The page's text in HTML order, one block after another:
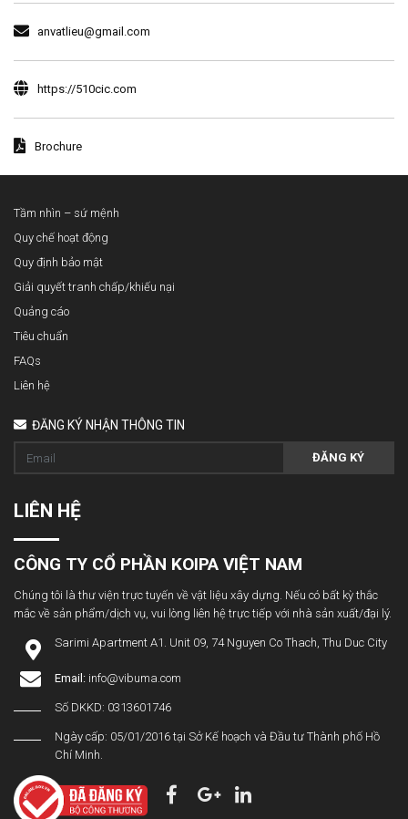
anvatlieu@gmail.com
https://510cic.com
Brochure
Tầm nhìn – sứ mệnh
Quy chế hoạt động
Quy định bảo mật
Giải quyết tranh chấp/khiếu nại
Quảng cáo
Tiêu chuẩn
FAQs
Liên hệ
ĐĂNG KÝ NHẬN THÔNG TIN
ĐĂNG KÝ
LIÊN HỆ
CÔNG TY CỔ PHẦN KOIPA VIỆT NAM
Chúng tôi là thư viện trực tuyến về vật liệu xây dựng. Nếu có bất kỳ thắc
mắc về sản phẩm/dịch vụ, vui lòng liên hệ trực tiếp với nhà sản xuất/đại lý.
Sarimi Apartment A1. Unit 09, 74 Nguyen Co Thach, Thu Duc City
Email: info@vibuma.com
Số DKKD: 0313601746
Ngày cấp: 05/01/2016 tại Sở Kế hoạch và Đầu tư Thành phố Hồ
Chí Minh.